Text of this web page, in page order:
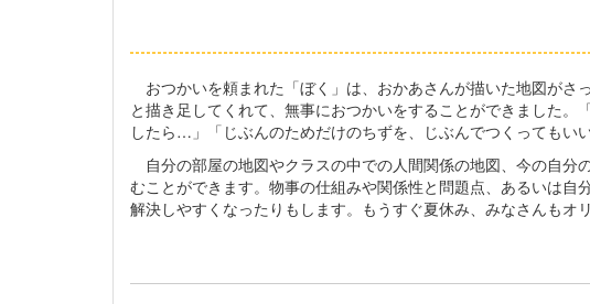
おつかいを頼まれた「ぼく」は、おかあさんが描いた地図がさ
と描き足してくれて、無事におつかいをすることができました
したら…」「じぶんのためだけのちずを、じぶんでつくってもい
自分の部屋の地図やクラスの中での人間関係の地図、今の自分
むことができます。物事の仕組みや関係性と問題点、あるいは
解決しやすくなったりもします。もうすぐ夏休み、みなさんもオ